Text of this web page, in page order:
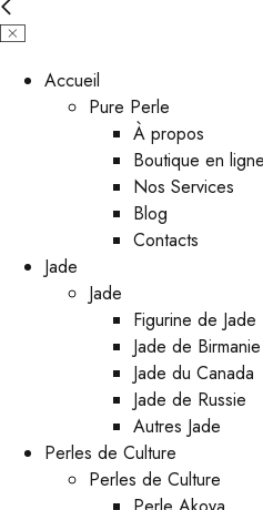
Accueil
Pure Perle
À propos
Boutique en ligne
Nos Services
Blog
Contacts
Jade
Jade
Figurine de Jade
Jade de Birmanie
Jade du Canada
Jade de Russie
Autres Jade
Perles de Culture
Perles de Culture